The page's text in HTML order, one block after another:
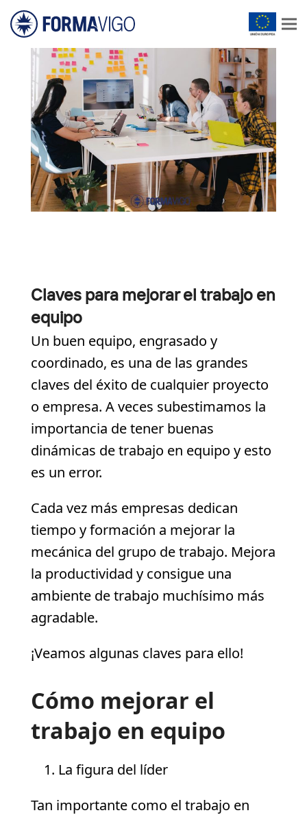
Claves para mejorar el trabajo en
equipo
Un buen equipo, engrasado y
coordinado, es una de las grandes
claves del éxito de cualquier proyecto
o empresa. A veces subestimamos la
importancia de tener buenas
dinámicas de trabajo en equipo y esto
es un error.
Cada vez más empresas dedican
tiempo y formación a mejorar la
mecánica del grupo de trabajo. Mejora
la productividad y consigue una
ambiente de trabajo muchísimo más
agradable.
¡Veamos algunas claves para ello!
Cómo mejorar el
trabajo en equipo
La figura del líder
Tan importante como el trabajo en